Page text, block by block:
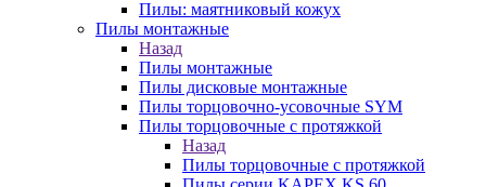
Пилы: маятниковый кожух
Пилы монтажные
Назад
Пилы монтажные
Пилы дисковые монтажные
Пилы торцовочно-усовочные SYM
Пилы торцовочные с протяжкой
Назад
Пилы торцовочные с протяжкой